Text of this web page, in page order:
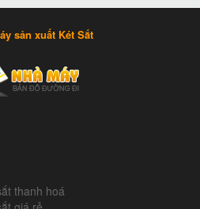
sản xuất Két Sắt
thanh hoá